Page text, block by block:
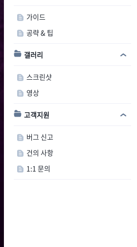
가이드
공략 & 팁
갤러리
스크린샷
영상
고객지원
버그 신고
건의 사항
1:1 문의